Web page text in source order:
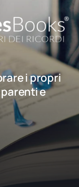
i propri
e